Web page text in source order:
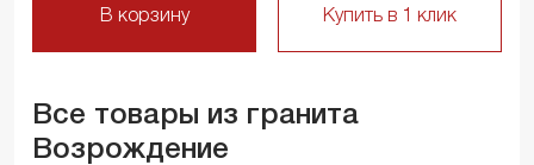
В корзину Купить в 1 клик
Все товары из гранита
Возрождение